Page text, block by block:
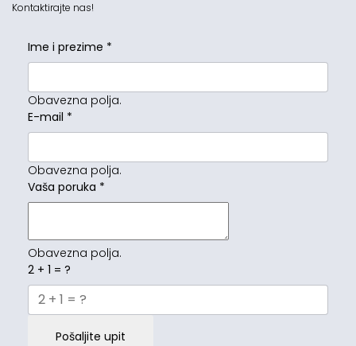
Kontaktirajte nas!
Ime i prezime *
Obavezna polja.
E-mail *
Obavezna polja.
Vaša poruka *
Obavezna polja.
2 + 1 = ?
Pošaljite upit